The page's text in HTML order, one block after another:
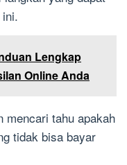
Lengkap
Online Anda
mencari tahu apakah
tidak bisa bayar